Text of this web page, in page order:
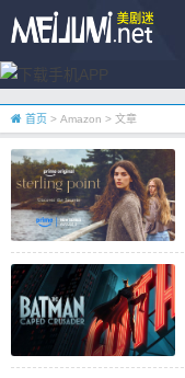
首页 > Amazon > 文章